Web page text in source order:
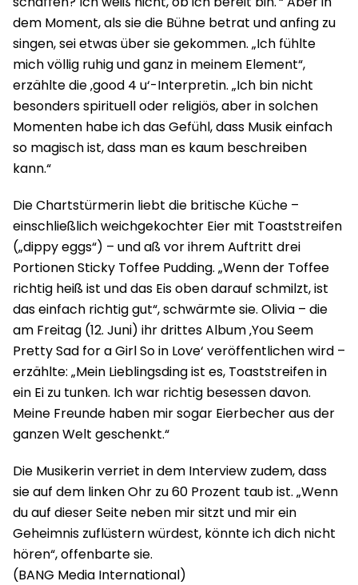
dem Moment, als sie die Bühne betrat und anfing zu
singen, sei etwas über sie gekommen. „Ich fühlte
mich völlig ruhig und ganz in meinem Element“,
erzählte die ‚good 4 u‘-Interpretin. „Ich bin nicht
besonders spirituell oder religiös, aber in solchen
Momenten habe ich das Gefühl, dass Musik einfach
so magisch ist, dass man es kaum beschreiben
kann.“
Die Chartstürmerin liebt die britische Küche –
einschließlich weichgekochter Eier mit Toaststreifen
(„dippy eggs“) – und aß vor ihrem Auftritt drei
Portionen Sticky Toffee Pudding. „Wenn der Toffee
richtig heiß ist und das Eis oben darauf schmilzt, ist
das einfach richtig gut“, schwärmte sie. Olivia – die
am Freitag (12. Juni) ihr drittes Album ‚You Seem
Pretty Sad for a Girl So in Love‘ veröffentlichen wird –
erzählte: „Mein Lieblingsding ist es, Toaststreifen in
ein Ei zu tunken. Ich war richtig besessen davon.
Meine Freunde haben mir sogar Eierbecher aus der
ganzen Welt geschenkt.“
Die Musikerin verriet in dem Interview zudem, dass
sie auf dem linken Ohr zu 60 Prozent taub ist. „Wenn
du auf dieser Seite neben mir sitzt und mir ein
Geheimnis zuflüstern würdest, könnte ich dich nicht
hören“, offenbarte sie.